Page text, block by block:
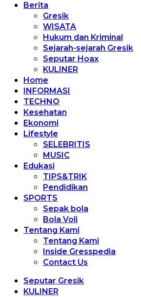
Berita
Gresik
WISATA
Hukum dan Kriminal
Sejarah-sejarah Gresik
Seputar Hoax
KULINER
Home
INFORMASI
TECHNO
Kesehatan
Ekonomi
Lifestyle
SELEBRITIS
MUSIC
Edukasi
TIPS&TRIK
Pendidikan
SPORTS
Sepak bola
Bola Voli
Tentang Kami
Tentang Kami
Inside Gresspedia
Contact Us
Seputar Gresik
KULINER